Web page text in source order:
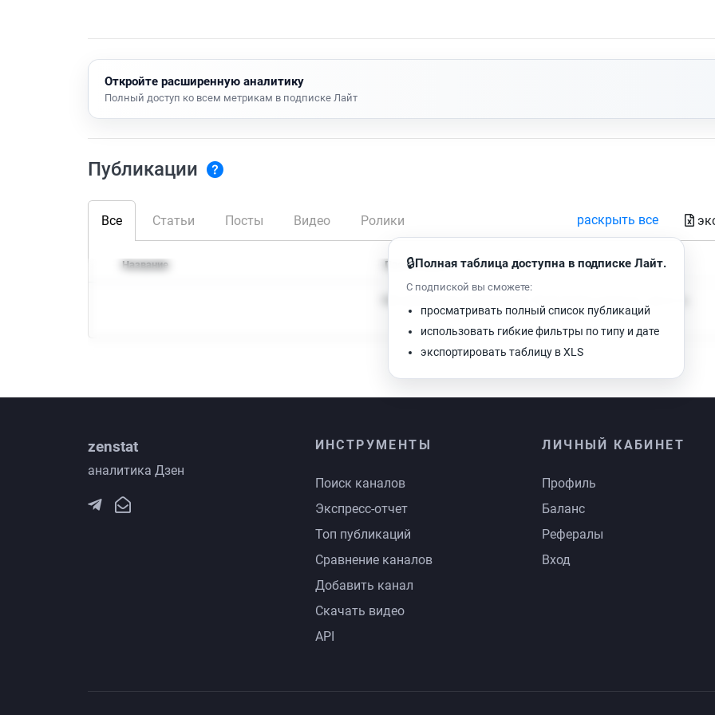
Откройте расширенную аналитику
Полный доступ ко всем метрикам в подписке Лайт
Публикации
Все Статьи Посты Видео Ролики раскрыть все
Название Просмотров Время чтения
🔒Полная таблица доступна в подписке Лайт.
С подпиской вы сможете:
просматривать полный список публикаций
использовать гибкие фильтры по типу и дате
экспортировать таблицу в XLS
zenstat
аналитика Дзен
ИНСТРУМЕНТЫ
Поиск каналов
Экспресс-отчет
Топ публикаций
Сравнение каналов
Добавить канал
Скачать видео
API
ЛИЧНЫЙ КАБИНЕТ
Профиль
Баланс
Рефералы
Вход